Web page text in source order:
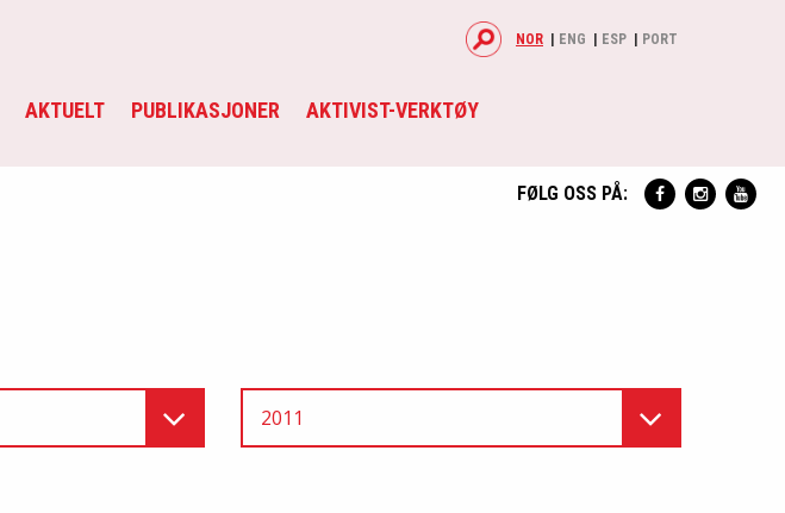
AKTUELT PUBLIKASJONER AKTIVIST-VERKTØY
NOR ENG ESP PORT
FØLG OSS PÅ:
2011